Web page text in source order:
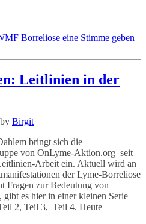
Borreliose eine Stimme geben
Leitlinien in der
by Birgit
bringt sich die
von OnLyme-Aktion.org seit
Arbeit ein. Aktuell wird an
der Lyme-Borreliose
Fragen zur Bedeutung von
es hier in einer kleinen Serie
2, Teil 3, Teil 4. Heute